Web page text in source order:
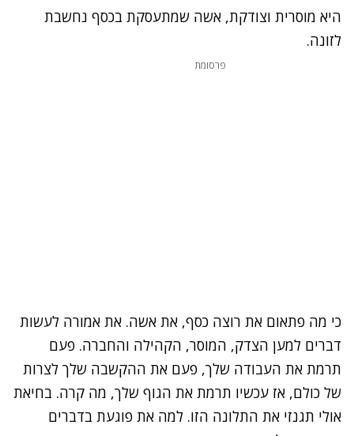
היא מוסרית וצודקת, אשה שמתעסקת בכסף נחשבת
לזונה.
פרסומת
כי מה פתאום את רוצה כסף, את אשה. את אמורה לעשות
דברים למען הצדק, המוסר, הקהילה והחברה. פעם
תרמת את העבודה שלך, פעם את ההקשבה שלך לצרות
של כולם, אז עכשיו תרמת את הגוף שלך, מה קרה. בחיאת
אולי תגנזי את התלונה הזו. למה את פוגעת בדברים